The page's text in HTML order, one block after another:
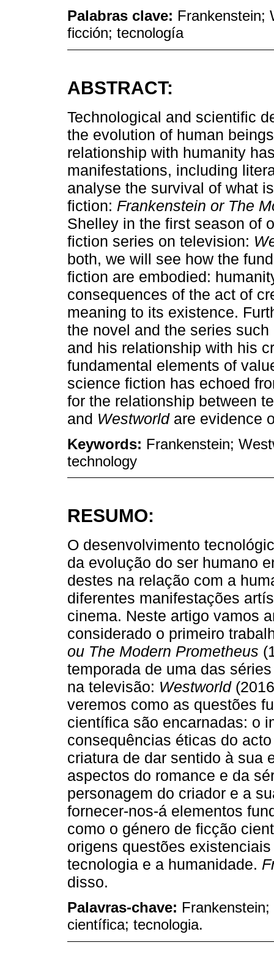
Palabras clave: Frankenstein;
ficción; tecnología
ABSTRACT:
Technological and scientific
the evolution of human
relationship with humanity
manifestations, including
analyse the survival of what
fiction: Frankenstein or The
Shelley in the first season of
fiction series on television:
both, we will see how the
fiction are embodied:
consequences of the act of
meaning to its existence.
the novel and the series
and his relationship with his
fundamental elements of
science fiction has echoed
for the relationship between
and Westworldare evidence
Keywords: Frankenstein;
technology
RESUMO:
O desenvolvimento
da evolução do ser humano
destes na relação com a
diferentes manifestações
cinema. Neste artigo vamos
considerado o primeiro
ou The Modern Prometheus
temporada de uma das
na televisão: Westworld
veremos como as questões
científica são encarnadas: o
consequências éticas do
criatura de dar sentido à sua
aspectos do romance e da
personagem do criador e a
fornecer-nos-á elementos
como o género de ficção
origens questões
tecnologia e a humanidade.
disso.
Palavras-chave:
científica; tecnologia.